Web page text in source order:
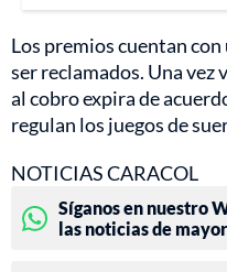
Los premios cuentan con
ser reclamados. Una vez
al cobro expira de
regulan los juegos de
NOTICIAS CARACOL
Síganos en nuestro
las noticias de